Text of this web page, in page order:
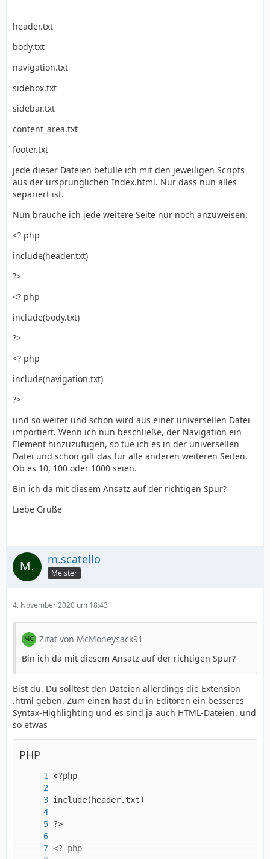
header.txt
body.txt
navigation.txt
sidebox.txt
sidebar.txt
content_area.txt
footer.txt
jede dieser Dateien befülle ich mit den jeweiligen Scripts
aus der ursprünglichen Index.html. Nur dass nun alles
separiert ist.
Nun brauche ich jede weitere Seite nur noch anzuweisen:
<? php
include(header.txt)
?>
<? php
include(body.txt)
?>
<? php
include(navigation.txt)
?>
und so weiter und schon wird aus einer universellen Datei
importiert. Wenn ich nun beschließe, der Navigation ein
Element hinzuzufügen, so tue ich es in der universellen
Datei und schon gilt das für alle anderen weiteren Seiten.
Ob es 10, 100 oder 1000 seien.
Bin ich da mit diesem Ansatz auf der richtigen Spur?
Liebe Grüße
m.scatello
Meister
4. November 2020 um 18:43
Zitat von McMoneysack91
Bin ich da mit diesem Ansatz auf der richtigen Spur?
Bist du. Du solltest den Dateien allerdings die Extension
.html geben. Zum einen hast du in Editoren ein besseres
Syntax-Highlighting und es sind ja auch HTML-Dateien. und
so etwas
PHP